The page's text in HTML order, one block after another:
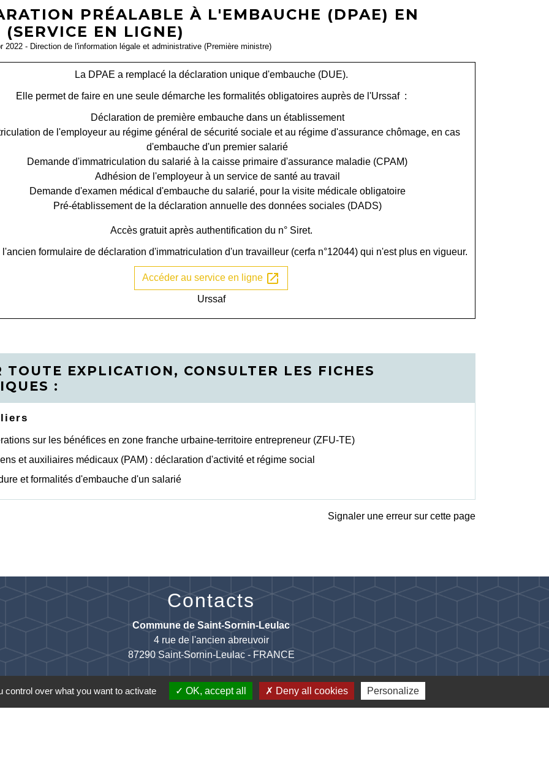
PRÉALABLE À L'EMBAUCHE (DPAE) EN
(SERVICE EN LIGNE)
2022 - Direction de l'information légale et administrative (Première ministre)
La DPAE a remplacé la déclaration unique d'embauche (DUE).
Elle permet de faire en une seule démarche les formalités obligatoires auprès de l'Urssaf :
Déclaration de première embauche dans un établissement
de l'employeur au régime général de sécurité sociale et au régime d'assurance chômage, en cas
d'embauche d'un premier salarié
Demande d'immatriculation du salarié à la caisse primaire d'assurance maladie (CPAM)
Adhésion de l'employeur à un service de santé au travail
Demande d'examen médical d'embauche du salarié, pour la visite médicale obligatoire
Pré-établissement de la déclaration annuelle des données sociales (DADS)
Accès gratuit après authentification du n° Siret.
l'ancien formulaire de déclaration d'immatriculation d'un travailleur (cerfa n°12044) qui n'est plus en vigueur.
Accéder au service en ligne open_in_new
Urssaf
TOUTE EXPLICATION, CONSULTER LES FICHES
:
sur les bénéfices en zone franche urbaine-territoire entrepreneur (ZFU-TE)
et auxiliaires médicaux (PAM) : déclaration d'activité et régime social
et formalités d'embauche d'un salarié
Signaler une erreur sur cette page
Contacts
Commune de Saint-Sornin-Leulac
4 rue de l'ancien abreuvoir
87290 Saint-Sornin-Leulac - FRANCE
over what you want to activate OK, accept all Deny all cookies Personalize